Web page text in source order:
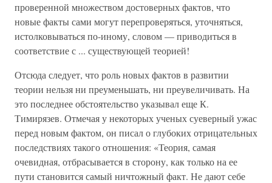
проверенной множеством достоверных фактов, что
новые факты сами могут перепроверяться, уточняться,
истолковываться по-иному, словом — приводиться в
соответствие с ... существующей теорией!
Отсюда следует, что роль новых фактов в развитии
теории нельзя ни преуменьшать, ни преувеличивать. На
это последнее обстоятельство указывал еще К.
Тимирязев. Отмечая у некоторых ученых суеверный ужас
перед новым фактом, он писал о глубоких отрицательных
последствиях такого отношения: «Теория, самая
очевидная, отбрасывается в сторону, как только на ее
пути становится самый ничтожный факт. Не дают себе